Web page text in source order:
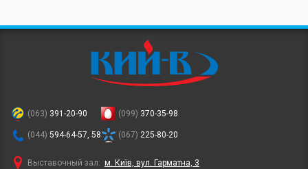
(063) 391-20-90
(044) 594-64-57, 58
(099) 370-35-98
(067) 225-80-20
Выставочный зал: м. Київ, вул. Гарматна, 3